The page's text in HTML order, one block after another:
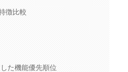
徴比較
た機能優先順位